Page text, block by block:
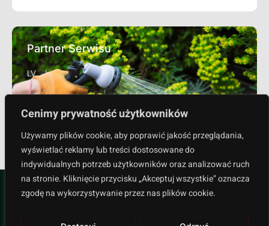
Cenimy prywatność użytkowników
Używamy plików cookie, aby poprawić jakość przeglądania,
wyświetlać reklamy lub treści dostosowane do
indywidualnych potrzeb użytkowników oraz analizować ruch
na stronie. Kliknięcie przycisku „Akceptuj wszystkie” oznacza
zgodę na wykorzystywanie przez nas plików cookie.
Partner Serwisu
LV
Sprawdź